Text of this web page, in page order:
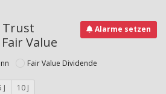
Trust
Value
Alarme setzen
Fair Value Dividende
J 10 J